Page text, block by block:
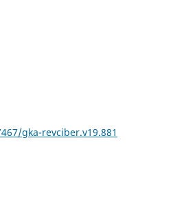
gka-revciber.v19.881